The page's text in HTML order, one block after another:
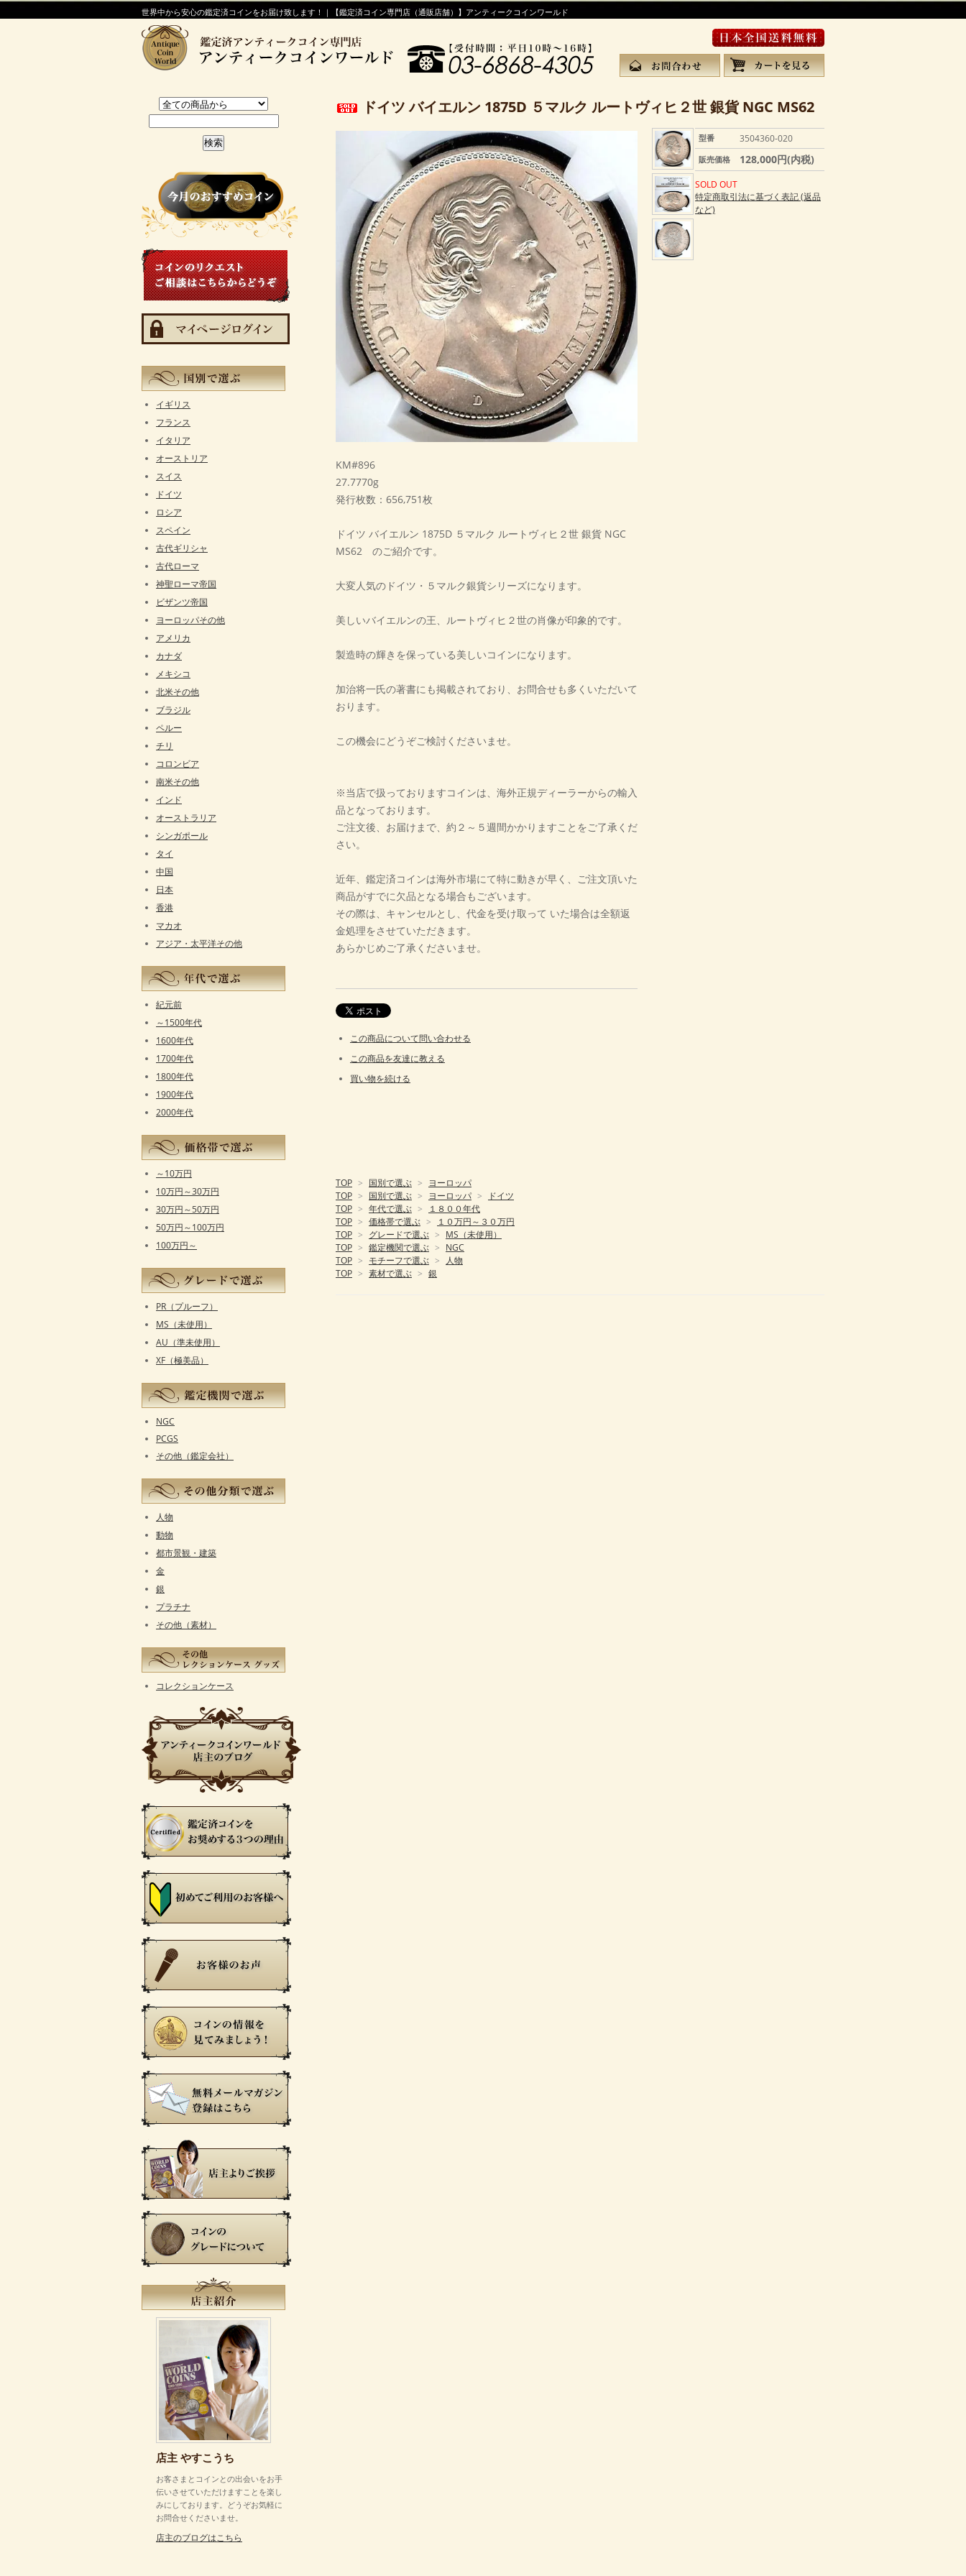
世界中から安心の鑑定済コインをお届け致します！｜【鑑定済コイン専門店（通販店舗）】アンティークコインワールド
ドイツ バイエルン 1875D ５マルク ルートヴィヒ２世 銀貨 NGC MS62
型番 3504360-020
販売価格 128,000円(内税)
SOLD OUT
特定商取引法に基づく表記 (返品
など)
KM#896
27.7770g
発行枚数：656,751枚
ドイツ バイエルン 1875D ５マルク ルートヴィヒ２世 銀貨 NGC
MS62 のご紹介です。
大変人気のドイツ・５マルク銀貨シリーズになります。
美しいバイエルンの王、ルートヴィヒ２世の肖像が印象的です。
製造時の輝きを保っている美しいコインになります。
加治将一氏の著書にも掲載されており、お問合せも多くいただいて
おります。
この機会にどうぞご検討くださいませ。
※当店で扱っておりますコインは、海外正規ディーラーからの輸入
品となっております。
ご注文後、お届けまで、約２～５週間かかりますことをご了承くだ
さい。
近年、鑑定済コインは海外市場にて特に動きが早く、ご注文頂いた
商品がすでに欠品となる場合もございます。
その際は、キャンセルとし、代金を受け取って いた場合は全額返
金処理をさせていただきます。
あらかじめご了承くださいませ。
この商品について問い合わせる
この商品を友達に教える
買い物を続ける
TOP > 国別で選ぶ > ヨーロッパ
TOP > 国別で選ぶ > ヨーロッパ >
ドイツ
TOP > 年代で選ぶ >
１８００年代
TOP > 価格帯で選ぶ >
１０万円～３０万円
TOP > グレードで選ぶ > MS（未使用）
TOP > 鑑定機関で選ぶ > NGC
TOP > モチーフで選ぶ >
人物
TOP > 素材で選ぶ > 銀
イギリス
フランス
イタリア
オーストリア
スイス
ドイツ
ロシア
スペイン
古代ギリシャ
古代ローマ
神聖ローマ帝国
ビザンツ帝国
ヨーロッパその他
アメリカ
カナダ
メキシコ
北米その他
ブラジル
ペルー
チリ
コロンビア
南米その他
インド
オーストラリア
シンガポール
タイ
中国
日本
香港
マカオ
アジア・太平洋その他
紀元前
～1500年代
1600年代
1700年代
1800年代
1900年代
2000年代
～10万円
10万円～30万円
30万円～50万円
50万円～100万円
100万円～
PR（プルーフ）
MS（未使用）
AU（準未使用）
XF（極美品）
NGC
PCGS
その他（鑑定会社）
人物
動物
都市景観・建築
金
銀
プラチナ
その他（素材）
コレクションケース
店主 やすこうち
お客さまとコインとの出会いをお手
伝いさせていただけますことを楽し
みにしております。どうぞお気軽に
お問合せくださいませ。
店主のブログはこちら